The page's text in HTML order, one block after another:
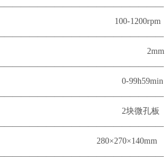
）： 100-1200rpm
回转）： 2mm
99h59min
微孔板